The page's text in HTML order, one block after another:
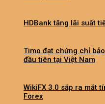
HDBank tăng lãi suất
Timo đạt chứng chỉ
đầu tiên tại Việt Nam
WikiFX 3.0 sắp ra mắt
Forex